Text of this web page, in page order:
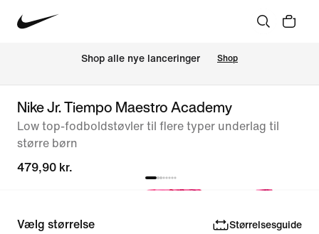
Shop alle nye lanceringer Shop
Nike Jr. Tiempo Maestro Academy
Low top-fodboldstøvler til flere typer underlag til
større børn
479,90 kr.
Vælg størrelse Størrelsesguide